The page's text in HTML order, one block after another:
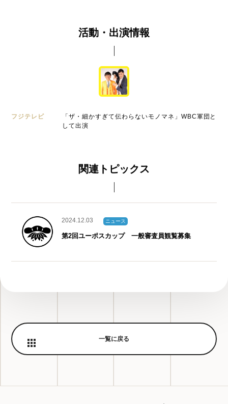
活動・出演情報
フジテレビ
「ザ・細かすぎて伝わらないモノマネ」WBC軍団と
して出演
関連トピックス
2024.12.03 ニュース
第2回ユーポスカップ 一般審査員観覧募集
一覧に戻る